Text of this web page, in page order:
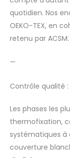
quotidien. Nos
OEKO-TEX, en
retenu par ACSM.
—
Contrôle qualité
Les phases les
thermofixation,
systématiques à
couverture